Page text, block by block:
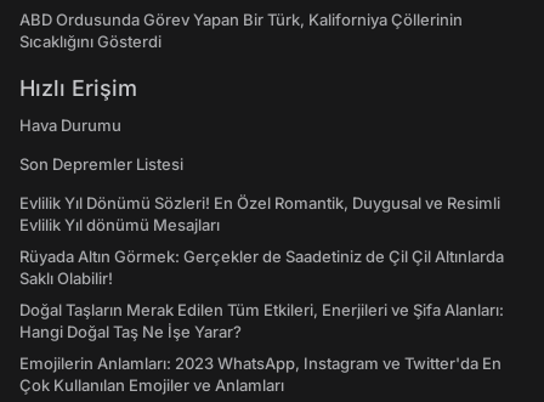
ABD Ordusunda Görev Yapan Bir Türk, Kaliforniya Çöllerinin
Sıcaklığını Gösterdi
Hızlı Erişim
Hava Durumu
Son Depremler Listesi
Evlilik Yıl Dönümü Sözleri! En Özel Romantik, Duygusal ve Resimli
Evlilik Yıl dönümü Mesajları
Rüyada Altın Görmek: Gerçekler de Saadetiniz de Çil Çil Altınlarda
Saklı Olabilir!
Doğal Taşların Merak Edilen Tüm Etkileri, Enerjileri ve Şifa Alanları:
Hangi Doğal Taş Ne İşe Yarar?
Emojilerin Anlamları: 2023 WhatsApp, Instagram ve Twitter'da En
Çok Kullanılan Emojiler ve Anlamları